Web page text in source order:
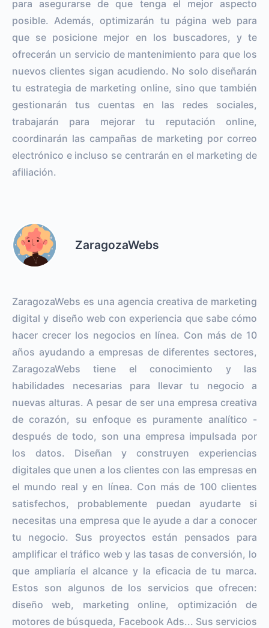
para asegurarse de que tenga el mejor aspecto
posible. Además, optimizarán tu página web para
que se posicione mejor en los buscadores, y te
ofrecerán un servicio de mantenimiento para que los
nuevos clientes sigan acudiendo. No solo diseñarán
tu estrategia de marketing online, sino que también
gestionarán tus cuentas en las redes sociales,
trabajarán para mejorar tu reputación online,
coordinarán las campañas de marketing por correo
electrónico e incluso se centrarán en el marketing de
afiliación.
ZaragozaWebs
ZaragozaWebs es una agencia creativa de marketing
digital y diseño web con experiencia que sabe cómo
hacer crecer los negocios en línea. Con más de 10
años ayudando a empresas de diferentes sectores,
ZaragozaWebs tiene el conocimiento y las
habilidades necesarias para llevar tu negocio a
nuevas alturas. A pesar de ser una empresa creativa
de corazón, su enfoque es puramente analítico -
después de todo, son una empresa impulsada por
los datos. Diseñan y construyen experiencias
digitales que unen a los clientes con las empresas en
el mundo real y en línea. Con más de 100 clientes
satisfechos, probablemente puedan ayudarte si
necesitas una empresa que le ayude a dar a conocer
tu negocio. Sus proyectos están pensados para
amplificar el tráfico web y las tasas de conversión, lo
que ampliaría el alcance y la eficacia de tu marca.
Estos son algunos de los servicios que ofrecen:
diseño web, marketing online, optimización de
motores de búsqueda, Facebook Ads... Sus servicios